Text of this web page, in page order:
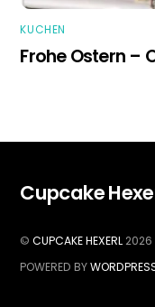
KUCHEN
Frohe Ostern –
Cupcake
©CUPCAKE HEXERL 2026
POWERED BY